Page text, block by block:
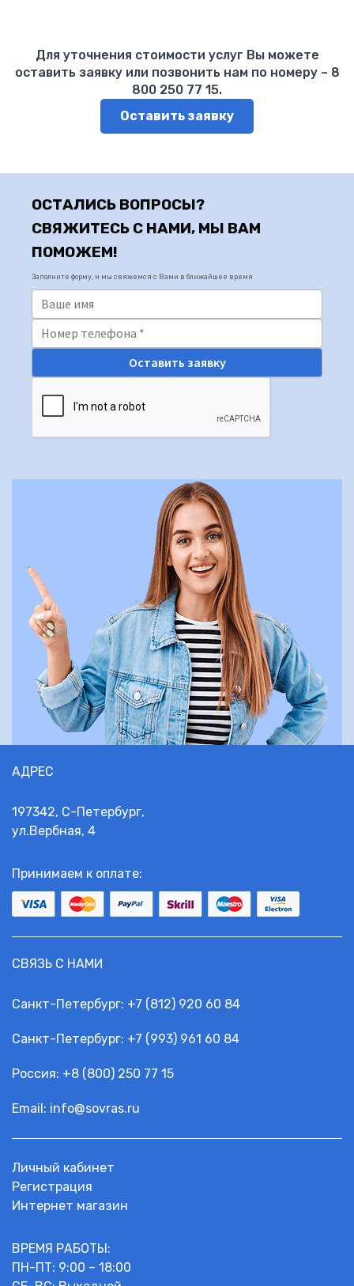
Для уточнения стоимости услуг Вы можете
оставить заявку или позвонить нам по номеру – 8
800 250 77 15.
Оставить заявку
ОСТАЛИСЬ ВОПРОСЫ?
СВЯЖИТЕСЬ С НАМИ, МЫ ВАМ
ПОМОЖЕМ!
Заполните форму, и мы свяжемся с Вами в ближайшее время
Личный кабинет
Регистрация
Интернет магазин
ВРЕМЯ РАБОТЫ:
ПН-ПТ: 9:00 – 18:00
АДРЕС
197342, С-Петербург,
ул.Вербная, 4
Принимаем к оплате:
СВЯЗЬ С НАМИ
Санкт-Петербург: +7 (812) 920 60 84
Санкт-Петербург: +7 (993) 961 60 84
Россия: +8 (800) 250 77 15
Email: info@sovras.ru